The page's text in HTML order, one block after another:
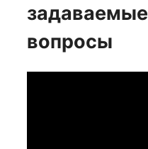
задаваемые
вопросы